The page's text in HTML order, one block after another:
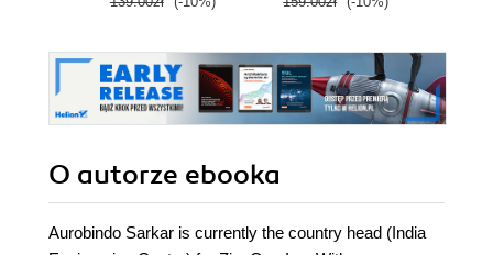
O autorze ebooka
Aurobindo Sarkar is currently the country head (India